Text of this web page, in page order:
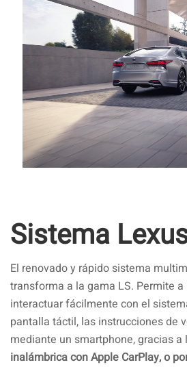
Sistema
El renovado y rápido sistema
transforma a la gama LS. Permite
interactuar fácilmente con el
pantalla táctil, las instrucciones de
mediante un smartphone, gracias a
inalámbrica con Apple CarPlay, o